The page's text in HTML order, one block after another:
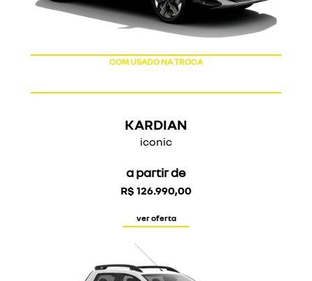
KARDIAN
iconic
COM USADO NA TROCA
a partir de
R$ 126.990,00
ver oferta